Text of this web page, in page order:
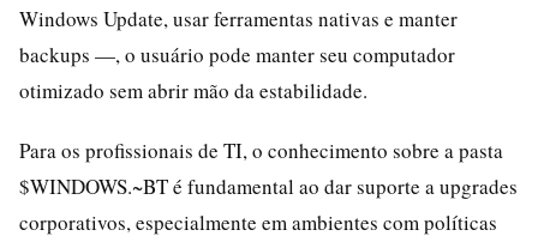
Windows Update, usar ferramentas nativas e manter
backups —, o usuário pode manter seu computador
otimizado sem abrir mão da estabilidade.
Para os profissionais de TI, o conhecimento sobre a pasta
$WINDOWS.~BT é fundamental ao dar suporte a upgrades
corporativos, especialmente em ambientes com políticas